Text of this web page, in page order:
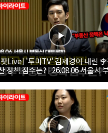
Live] '투미TV' 김제경이 내린
정책 점수는? | 26.08.06 서울시
론회